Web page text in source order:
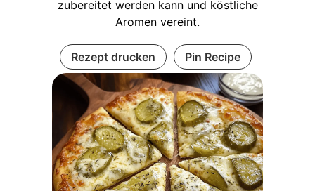
zubereitet werden kann und köstliche
Aromen vereint.
Rezept drucken Pin Recipe